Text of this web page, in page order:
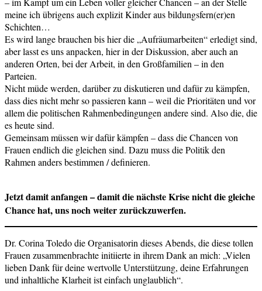
meine ich übrigens auch explizit Kinder aus bildungsfern(er)en
Schichten…
Es wird lange brauchen bis hier die „Aufräumarbeiten“ erledigt sind,
aber lasst es uns anpacken, hier in der Diskussion, aber auch an
anderen Orten, bei der Arbeit, in den Großfamilien – in den
Parteien.
Nicht müde werden, darüber zu diskutieren und dafür zu kämpfen,
dass dies nicht mehr so passieren kann – weil die Prioritäten und vor
allem die politischen Rahmenbedingungen andere sind. Also die, die
es heute sind.
Gemeinsam müssen wir dafür kämpfen – dass die Chancen von
Frauen endlich die gleichen sind. Dazu muss die Politik den
Rahmen anders bestimmen / definieren.
Jetzt damit anfangen – damit die nächste Krise nicht die gleiche
Chance hat, uns noch weiter zurückzuwerfen.
Dr. Corina Toledo die Organisatorin dieses Abends, die diese tollen
Frauen zusammenbrachte initiierte in ihrem Dank an mich: „Vielen
lieben Dank für deine wertvolle Unterstützung, deine Erfahrungen
und inhaltliche Klarheit ist einfach unglaublich“.